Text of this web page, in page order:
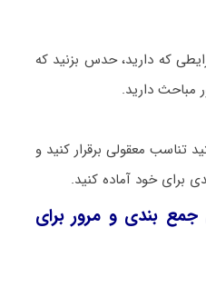
که دارید، حدس بزنید که
مباحث دارید.
۳ و ۴ نتوانستید تناسب معقولی برقرار کنید و
برای خود آماده کنید.
جمع بندی و مرور برای